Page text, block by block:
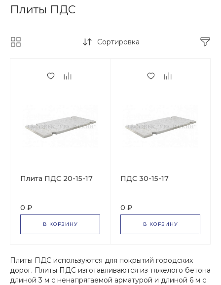
Плиты ПДС
Сортировка
Плита ПДС 20-15-17
0 ₽
В КОРЗИНУ
ПДС 30-15-17
0 ₽
В КОРЗИНУ
Плиты ПДС используются для покрытий городских
дорог. Плиты ПДС изготавливаются из тяжелого бетона
длиной 3 м с ненапрягаемой арматурой и длиной 6 м с